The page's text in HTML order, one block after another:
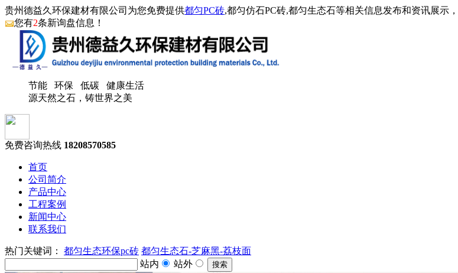
贵州德益久环保建材有限公司为您免费提供都匀PC砖,都匀仿石PC砖,都匀生态石等相关信息发布和资讯展示
您有2条新询盘信息！
节能 环保 低碳 健康生活
源天然之石，铸世界之美
免费咨询热线 18208570585
首页
公司简介
产品中心
工程案例
新闻中心
联系我们
热门关键词： 都匀生态环保pc砖 都匀生态石-芝麻黑-荔枝面
站内
站外